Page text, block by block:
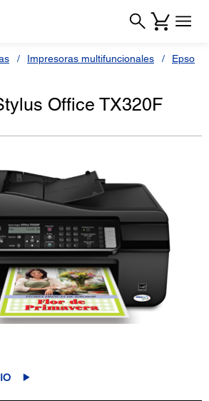
Impresoras multifuncionales Epson
Office TX320F